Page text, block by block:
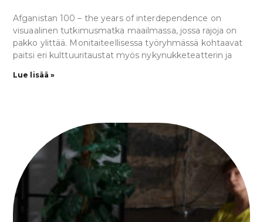
Afganistan 100 – the years of interdependence on
visuaalinen tutkimusmatka maailmassa, jossa rajoja on
pakko ylittää. Monitaiteellisessa työryhmässä kohtaavat
paitsi eri kulttuuritaustat myös nykynukketeatterin ja
Lue lisää »